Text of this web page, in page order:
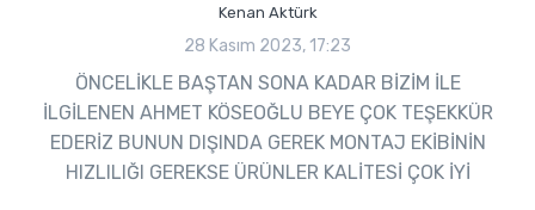
Kenan Aktürk
28 Kasım 2023, 17:23
ÖNCELİKLE BAŞTAN SONA KADAR BİZİM İLE
İLGİLENEN AHMET KÖSEOĞLU BEYE ÇOK TEŞEKKÜR
EDERİZ BUNUN DIŞINDA GEREK MONTAJ EKİBİNİN
HIZLILIĞI GEREKSE ÜRÜNLER KALİTESİ ÇOK İYİ